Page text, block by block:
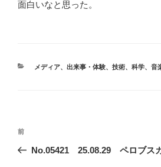
面白いなと思った。
カ
メディア、 出来事・体験、 技術、 科学、 音
投
ナ
前
の
前
No.05421 25.08.29 ペロブス